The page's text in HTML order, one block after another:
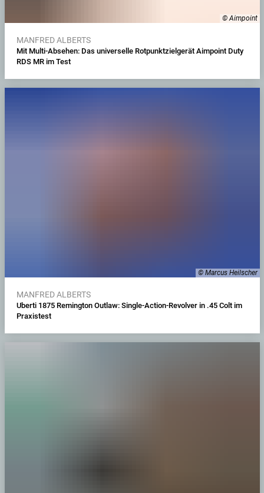
© Aimpoint
MANFRED ALBERTS
Mit Multi-Absehen: Das universelle Rotpunktzielgerät Aimpoint Duty
RDS MR im Test
© Marcus Heilscher
MANFRED ALBERTS
Uberti 1875 Remington Outlaw: Single-Action-Revolver in .45 Colt im
Praxistest